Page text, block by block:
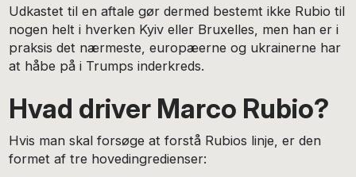
Udkastet til en aftale gør dermed bestemt ikke Rubio til
nogen helt i hverken Kyiv eller Bruxelles, men han er i
praksis det nærmeste, europæerne og ukrainerne har
at håbe på i Trumps inderkreds.
Hvad driver Marco Rubio?
Hvis man skal forsøge at forstå Rubios linje, er den
formet af tre hovedingredienser: